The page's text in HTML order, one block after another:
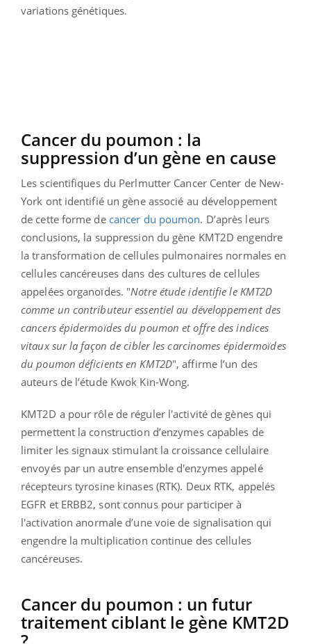
variations génétiques.
Cancer du poumon : la
suppression d’un gène en cause
Les scientifiques du Perlmutter Cancer Center de New-
York ont identifié un gène associé au développement
de cette forme de cancer du poumon. D’après leurs
conclusions, la suppression du gène KMT2D engendre
la transformation de cellules pulmonaires normales en
cellules cancéreuses dans des cultures de cellules
appelées organoïdes. "Notre étude identifie le KMT2D
comme un contributeur essentiel au développement des
cancers épidermoïdes du poumon et offre des indices
vitaux sur la façon de cibler les carcinomes épidermoïdes
du poumon déficients en KMT2D", affirme l’un des
auteurs de l’étude Kwok Kin-Wong.
KMT2D a pour rôle de réguler l'activité de gènes qui
permettent la construction d’enzymes capables de
limiter les signaux stimulant la croissance cellulaire
envoyés par un autre ensemble d'enzymes appelé
récepteurs tyrosine kinases (RTK). Deux RTK, appelés
EGFR et ERBB2, sont connus pour participer à
l'activation anormale d’une voie de signalisation qui
engendre la multiplication continue des cellules
cancéreuses.
Cancer du poumon : un futur
traitement ciblant le gène KMT2D